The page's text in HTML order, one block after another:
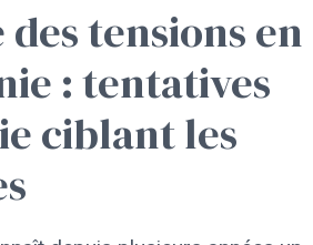
des tensions en
: tentatives
ciblant les